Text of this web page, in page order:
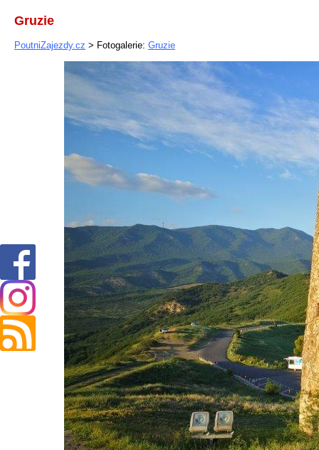
Gruzie
PoutniZajezdy.cz > Fotogalerie: Gruzie